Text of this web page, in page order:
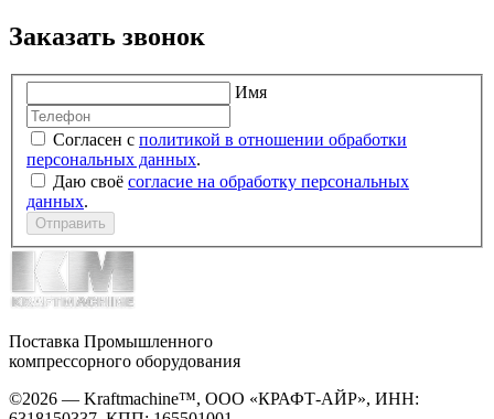
Заказать звонок
Имя
Согласен с политикой в отношении обработки
персональных данных.
Даю своё согласие на обработку персональных
данных.
Отправить
Поставка Промышленного
компрессорного оборудования
©2026 — Kraftmachine™, ООО «КРАФТ-АЙР», ИНН: